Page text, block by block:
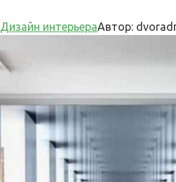
Дизайн интерьераАвтор: